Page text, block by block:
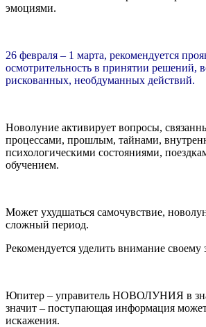
эмоциями.
26 февраля – 1 марта, рекомендуется
осмотрительность в принятии решений,
рискованных, необдуманных действий.
Новолуние активирует вопросы,
процессами, прошлым, тайнами,
психологическими состояниями,
обучением.
Может ухудшаться самочувствие,
сложный период.
Рекомендуется уделить внимание своему
Юпитер – управитель НОВОЛУНИЯ в
значит – поступающая информация
искажения.